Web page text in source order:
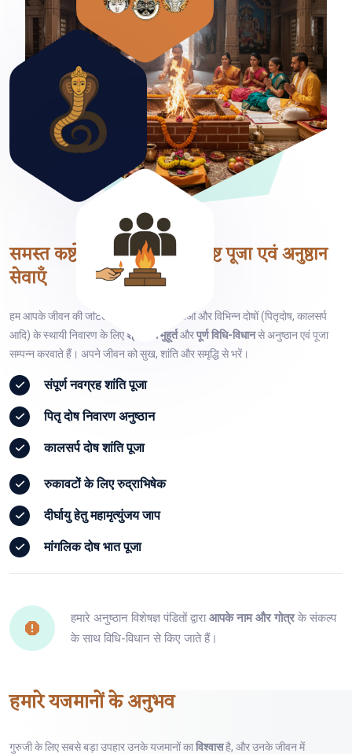
समस्त कष्टों के निवारण हेतु विशिष्ट पूजा एवं अनुष्ठान
सेवाएँ
हम आपके जीवन की जटिल समस्याओं, ग्रह बाधाओं और विभिन्न दोषों (पितृदोष, कालसर्प
आदि) के स्थायी निवारण के लिएश्रेष्ठतम मुहूर्तऔरपूर्ण विधि-विधानसे अनुष्ठान एवं पूजा
सम्पन्न करवाते हैं। अपने जीवन को सुख, शांति और समृद्धि से भरें।
संपूर्णनवग्रह शांति पूजा
पितृ दोषनिवारण अनुष्ठान
कालसर्प दोषशांति पूजा
रुकावटों के लिएरुद्राभिषेक
दीर्घायु हेतुमहामृत्युंजय जाप
मांगलिक दोषभात पूजा
हमारे अनुष्ठान विशेषज्ञ पंडितों द्वाराआपके नाम और गोत्रके संकल्प
के साथ विधि-विधान से किए जाते हैं।
हमारेयजमानोंके अनुभव
गुरुजी के लिए सबसे बड़ा उपहार उनके यजमानों काविश्वासहै, और उनके जीवन में